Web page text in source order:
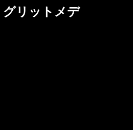
グリットメデ